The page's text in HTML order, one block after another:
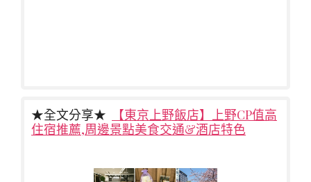
★全文分享★
【東京上野飯店】上野CP值高
住宿推薦,周邊景點美食交通&酒店特色